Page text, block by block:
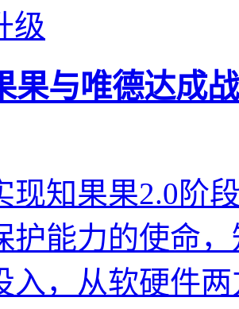
果与唯德达成
现知果果2.0阶
护能力的使命
入，从软硬件